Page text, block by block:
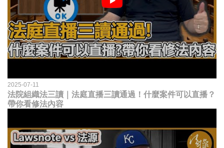
2025-07-11
法院組織法三讀｜法庭直播三讀通過！什麼案件可以直播？
帶你看修法內容